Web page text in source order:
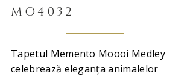
MO4032
Tapetul Memento Moooi Medley
celebrează eleganța animalelor